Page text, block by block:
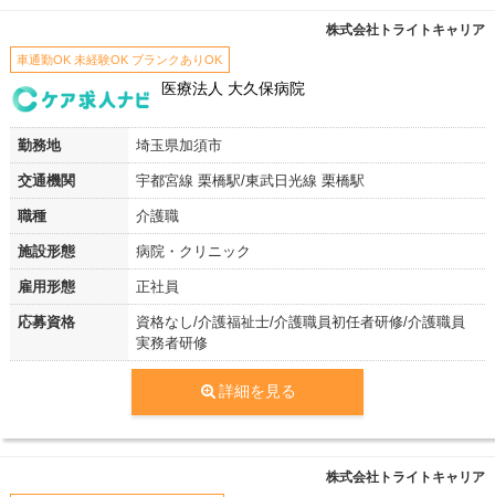
株式会社トライトキャリア
車通勤OK 未経験OK ブランクありOK
医療法人 大久保病院
勤務地 埼玉県加須市
交通機関 宇都宮線 栗橋駅/東武日光線 栗橋駅
職種 介護職
施設形態 病院・クリニック
雇用形態 正社員
応募資格
資格なし/介護福祉士/介護職員初任者研修/介護職員
実務者研修
詳細を見る
株式会社トライトキャリア